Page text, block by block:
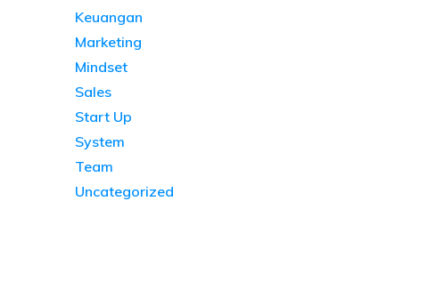
Keuangan
Marketing
Mindset
Sales
Start Up
System
Team
Uncategorized